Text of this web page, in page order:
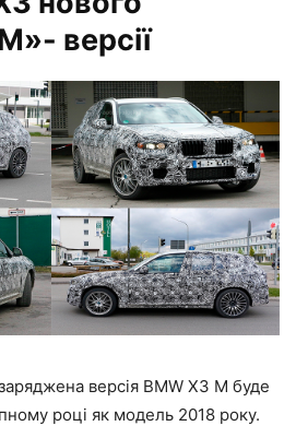
версії
версія BMW X3 M буде
році як модель 2018 року.